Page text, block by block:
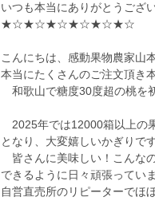
いつも本当にありがとうござ
★☆★☆★☆★☆★☆★☆
こんにちは、感動果物農家山
本当にたくさんのご注文頂き
和歌山で糖度30度超の桃を
2025年では12000箱以上の
となり、大変嬉しいかぎりで
皆さんに美味しい！こんな
できるように日々頑張っていま
自営直売所のリピーターでほ